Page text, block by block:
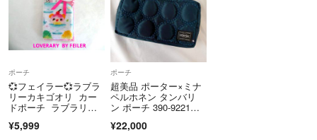
ポーチ
💞フェイラー💞ラブラ
リーカキゴオリ カー
ドポーチ ラブラリー
¥5,999
ポーチ
超美品 ポーター×ミナ
ペルホネン タンバリ
ン ポーチ 390-9221
¥22,000